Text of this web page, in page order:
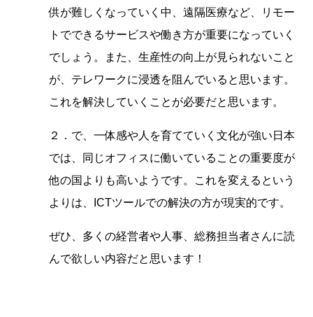
供が難しくなっていく中、遠隔医療など、リモー
トでできるサービスや働き方が重要になっていく
でしょう。また、生産性の向上が見られないこと
が、テレワークに浸透を阻んでいると思います。
これを解決していくことが必要だと思います。
２．で、一体感や人を育てていく文化が強い日本
では、同じオフィスに働いていることの重要度が
他の国よりも高いようです。これを変えるという
よりは、ICTツールでの解決の方が現実的です。
ぜひ、多くの経営者や人事、総務担当者さんに読
んで欲しい内容だと思います！